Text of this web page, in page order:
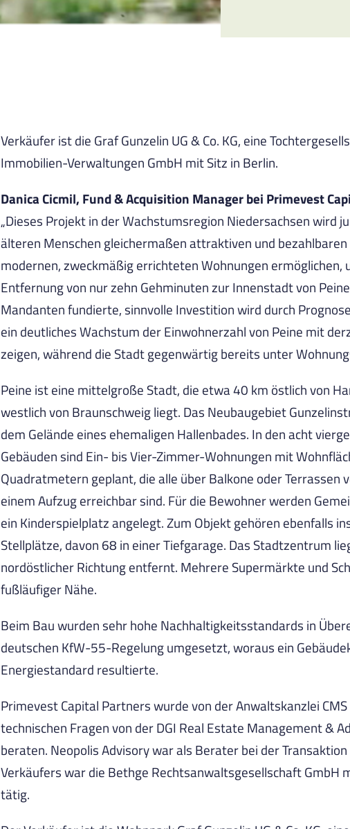
Verkäufer ist die Graf Gunzelin UG & Co. KG, eine
Immobilien-Verwaltungen GmbH mit Sitz in Berlin.
Danica Cicmil, Fund & Acquisition Manager bei Primevest
„Dieses Projekt in der Wachstumsregion Niedersachsen wird
älteren Menschen gleichermaßen attraktiven und
modernen, zweckmäßig errichteten Wohnungen ermöglichen,
Entfernung von nur zehn Gehminuten zur Innenstadt von
Mandanten fundierte, sinnvolle Investition wird durch
ein deutliches Wachstum der Einwohnerzahl von Peine mit
zeigen, während die Stadt gegenwärtig bereits unter
Peine ist eine mittelgroße Stadt, die etwa 40 km östlich von
westlich von Braunschweig liegt. Das Neubaugebiet
dem Gelände eines ehemaligen Hallenbades. In den acht
Gebäuden sind Ein- bis Vier-Zimmer-Wohnungen mit
Quadratmetern geplant, die alle über Balkone oder Terrassen
einem Aufzug erreichbar sind. Für die Bewohner werden
ein Kinderspielplatz angelegt. Zum Objekt gehören ebenfalls
Stellplätze, davon 68 in einer Tiefgarage. Das Stadtzentrum
nordöstlicher Richtung entfernt. Mehrere Supermärkte und
fußläufiger Nähe.
Beim Bau wurden sehr hohe Nachhaltigkeitsstandards in
deutschen KfW-55-Regelung umgesetzt, woraus ein
Energiestandard resultierte.
Primevest Capital Partners wurde von der Anwaltskanzlei
technischen Fragen von der DGI Real Estate Management &
beraten. Neopolis Advisory war als Berater bei der
Verkäufers war die Bethge Rechtsanwaltsgesellschaft GmbH
tätig.